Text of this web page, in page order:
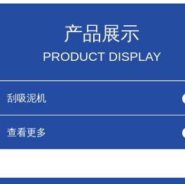
产品展示
PRODUCT DISPLAY
刮吸泥机
查看更多